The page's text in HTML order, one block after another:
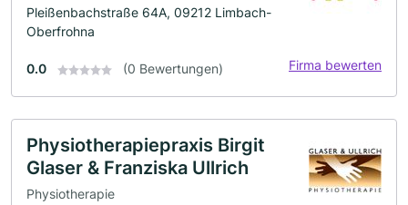
Pleißenbachstraße 64A, 09212 Limbach-
Oberfrohna
0.0 (0 Bewertungen) Firma bewerten
Physiotherapiepraxis Birgit
Glaser & Franziska Ullrich
Physiotherapie